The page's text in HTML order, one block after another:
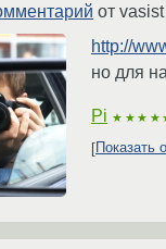
от vasist
http://
но для
Pi
Показать